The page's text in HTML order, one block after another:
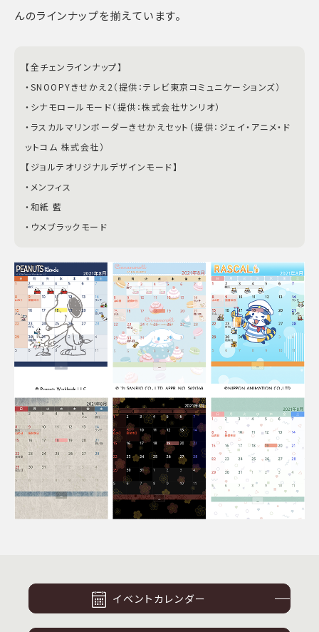
んのラインナップを揃えています。
【全チェンラインナップ】
・SNOOPYきせかえ2（提供：テレビ東京コミュニケーションズ）
・シナモロールモード（提供：株式会社サンリオ）
・ラスカルマリンボーダーきせかえセット（提供：ジェイ・アニメ・ド
ットコム 株式会社）
【ジョルテオリジナルデザインモード】
・メンフィス
・和紙 藍
・ウメブラックモード
イベントカレンダー